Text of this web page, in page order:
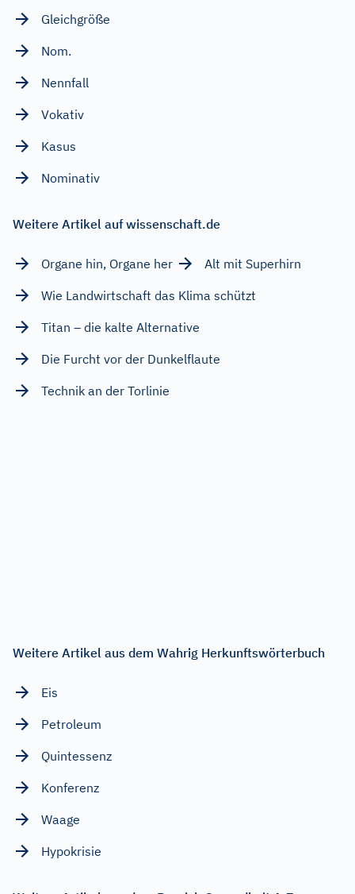
Gleichgröße
Nom.
Nennfall
Vokativ
Kasus
Nominativ
Weitere Artikel auf wissenschaft.de
Organe hin, Organe her
Alt mit Superhirn
Wie Landwirtschaft das Klima schützt
Titan – die kalte Alternative
Die Furcht vor der Dunkelflaute
Technik an der Torlinie
Weitere Artikel aus dem Wahrig Herkunftswörterbuch
Eis
Petroleum
Quintessenz
Konferenz
Waage
Hypokrisie